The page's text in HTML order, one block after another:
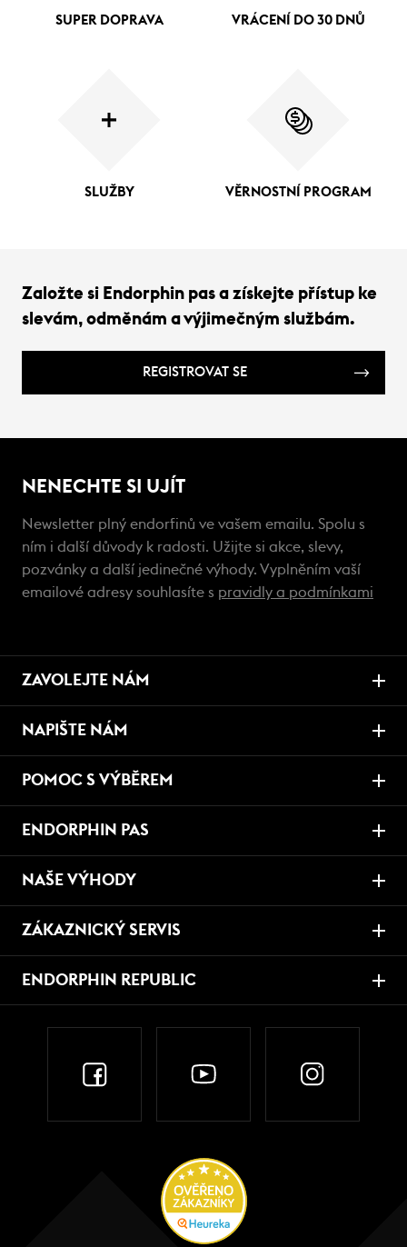
SUPER DOPRAVA VRÁCENÍ DO 30 DNŮ
SLUŽBY VĚRNOSTNÍ PROGRAM
Založte si Endorphin pas a získejte přístup ke
slevám, odměnám a výjimečným službám.
REGISTROVAT SE
NENECHTE SI UJÍT
Newsletter plný endorfinů ve vašem emailu. Spolu s
ním i další důvody k radosti. Užijte si akce, slevy,
pozvánky a další jedinečné výhody. Vyplněním vaší
emailové adresy souhlasíte s pravidly a podmínkami
ZAVOLEJTE NÁM
NAPIŠTE NÁM
POMOC S VÝBĚREM
ENDORPHIN PAS
NAŠE VÝHODY
ZÁKAZNICKÝ SERVIS
ENDORPHIN REPUBLIC